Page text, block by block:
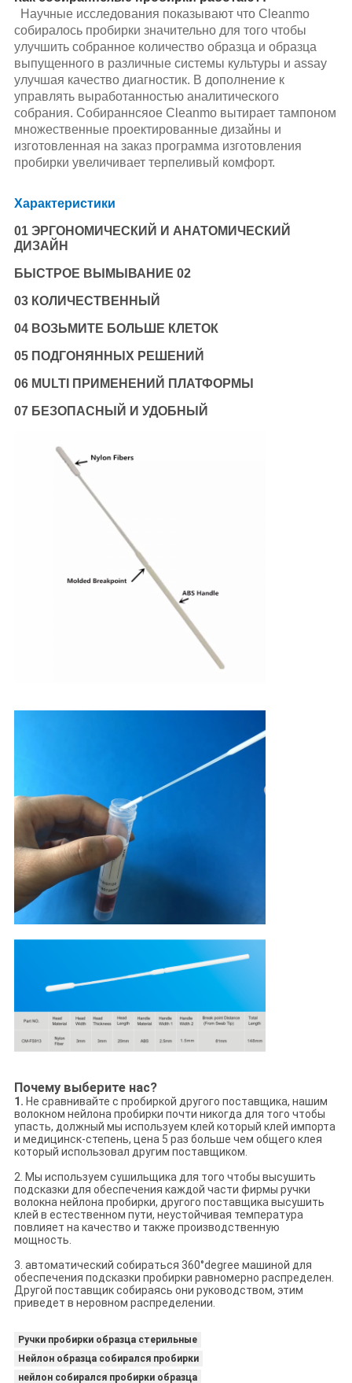
Научные исследования показывают что Cleanmo
собиралось пробирки значительно для того чтобы
улучшить собранное количество образца и образца
выпущенного в различные системы культуры и assay
улучшая качество диагностик. В дополнение к
управлять выработанностью аналитического
собрания. Собираннсяое Cleanmo вытирает тампоном
множественные проектированные дизайны и
изготовленная на заказ программа изготовления
пробирки увеличивает терпеливый комфорт.
Характеристики
01 ЭРГОНОМИЧЕСКИЙ И АНАТОМИЧЕСКИЙ
ДИЗАЙН
БЫСТРОЕ ВЫМЫВАНИЕ 02
03 КОЛИЧЕСТВЕННЫЙ
04 ВОЗЬМИТЕ БОЛЬШЕ КЛЕТОК
05 ПОДГОНЯННЫХ РЕШЕНИЙ
06 MULTI ПРИМЕНЕНИЙ ПЛАТФОРМЫ
07 БЕЗОПАСНЫЙ И УДОБНЫЙ
Почему выберите нас?
1. Не сравнивайте с пробиркой другого поставщика, нашим
волокном нейлона пробирки почти никогда для того чтобы
упасть, должный мы используем клей который клей импорта
и медицинск-степень, цена 5 раз больше чем общего клея
который использовал другим поставщиком.
2. Мы используем сушильщика для того чтобы высушить
подсказки для обеспечения каждой части фирмы ручки
волокна нейлона пробирки, другого поставщика высушить
клей в естественном пути, неустойчивая температура
повлияет на качество и также производственную
мощность.
3. автоматический собираться 360°degree машиной для
обеспечения подсказки пробирки равномерно распределен.
Другой поставщик собираясь они руководством, этим
приведет в неровном распределении.
Ручки пробирки образца стерильные
Нейлон образца собирался пробирки
нейлон собирался пробирки образца